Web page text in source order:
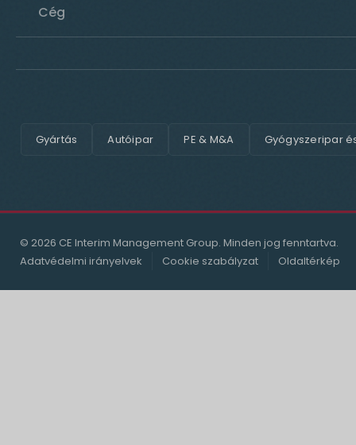
Cég
Gyártás Autóipar PE & M&A Gyógyszeripar
© 2026 CE Interim Management Group. Minden jog fenntartva.
Adatvédelmi irányelvek
Cookie szabályzat Oldaltérkép